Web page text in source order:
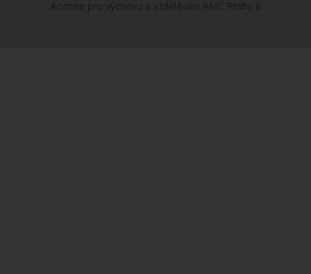
Komise pro výchovu a vzdělávání RMČ Prahy 6